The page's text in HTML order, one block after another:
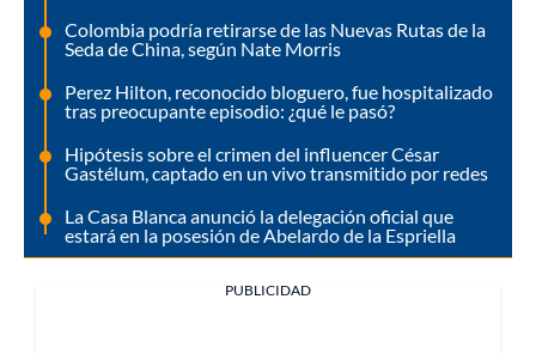
Colombia podría retirarse de las Nuevas Rutas de la
Seda de China, según Nate Morris
Perez Hilton, reconocido bloguero, fue hospitalizado
tras preocupante episodio: ¿qué le pasó?
Hipótesis sobre el crimen del influencer César
Gastélum, captado en un vivo transmitido por redes
La Casa Blanca anunció la delegación oficial que
estará en la posesión de Abelardo de la Espriella
PUBLICIDAD